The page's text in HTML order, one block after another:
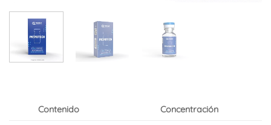
Contenido Concentración